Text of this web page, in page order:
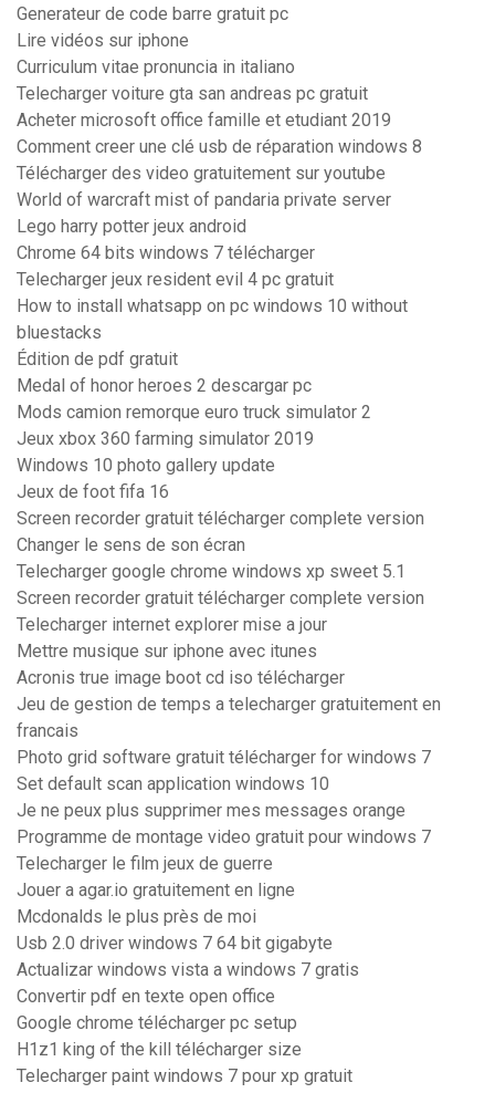
Generateur de code barre gratuit pc
Lire vidéos sur iphone
Curriculum vitae pronuncia in italiano
Telecharger voiture gta san andreas pc gratuit
Acheter microsoft office famille et etudiant 2019
Comment creer une clé usb de réparation windows 8
Télécharger des video gratuitement sur youtube
World of warcraft mist of pandaria private server
Lego harry potter jeux android
Chrome 64 bits windows 7 télécharger
Telecharger jeux resident evil 4 pc gratuit
How to install whatsapp on pc windows 10 without
bluestacks
Édition de pdf gratuit
Medal of honor heroes 2 descargar pc
Mods camion remorque euro truck simulator 2
Jeux xbox 360 farming simulator 2019
Windows 10 photo gallery update
Jeux de foot fifa 16
Screen recorder gratuit télécharger complete version
Changer le sens de son écran
Telecharger google chrome windows xp sweet 5.1
Screen recorder gratuit télécharger complete version
Telecharger internet explorer mise a jour
Mettre musique sur iphone avec itunes
Acronis true image boot cd iso télécharger
Jeu de gestion de temps a telecharger gratuitement en
francais
Photo grid software gratuit télécharger for windows 7
Set default scan application windows 10
Je ne peux plus supprimer mes messages orange
Programme de montage video gratuit pour windows 7
Telecharger le film jeux de guerre
Jouer a agar.io gratuitement en ligne
Mcdonalds le plus près de moi
Usb 2.0 driver windows 7 64 bit gigabyte
Actualizar windows vista a windows 7 gratis
Convertir pdf en texte open office
Google chrome télécharger pc setup
H1z1 king of the kill télécharger size
Telecharger paint windows 7 pour xp gratuit